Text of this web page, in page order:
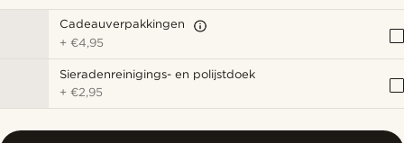
Cadeauverpakkingen
+€4,95
Sieradenreinigings- en polijstdoek
+€2,95